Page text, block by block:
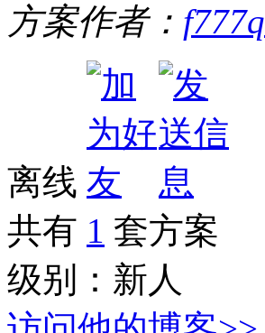
方案作者： f777q
离线
共有 1 套方案
级别： 新人